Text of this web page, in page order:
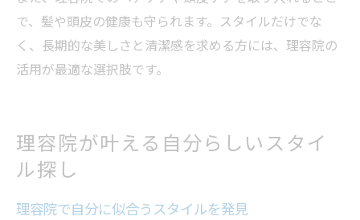
で、髪や頭皮の健康も守られます。スタイルだけでな
く、長期的な美しさと清潔感を求める方には、理容院の
活用が最適な選択肢です。
理容院が叶える自分らしいスタイ
ル探し
理容院で自分に似合うスタイルを発見